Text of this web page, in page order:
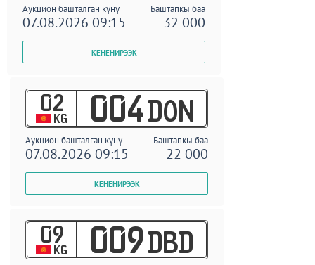
Аукцион башталган күнү Баштапкы баа
07.08.2026 09:15 32 000
02
KG 004 DON
Аукцион башталган күнү Баштапкы баа
07.08.2026 09:15 22 000
09
KG 009 DBD